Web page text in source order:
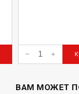
ВАМ МОЖЕТ